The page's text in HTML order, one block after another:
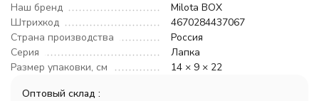
Наш бренд
Milota BOX
Штрихкод
4670284437067
Страна производства
Россия
Серия
Лапка
Размер упаковки, см
14 × 9 × 22
Оптовый склад :